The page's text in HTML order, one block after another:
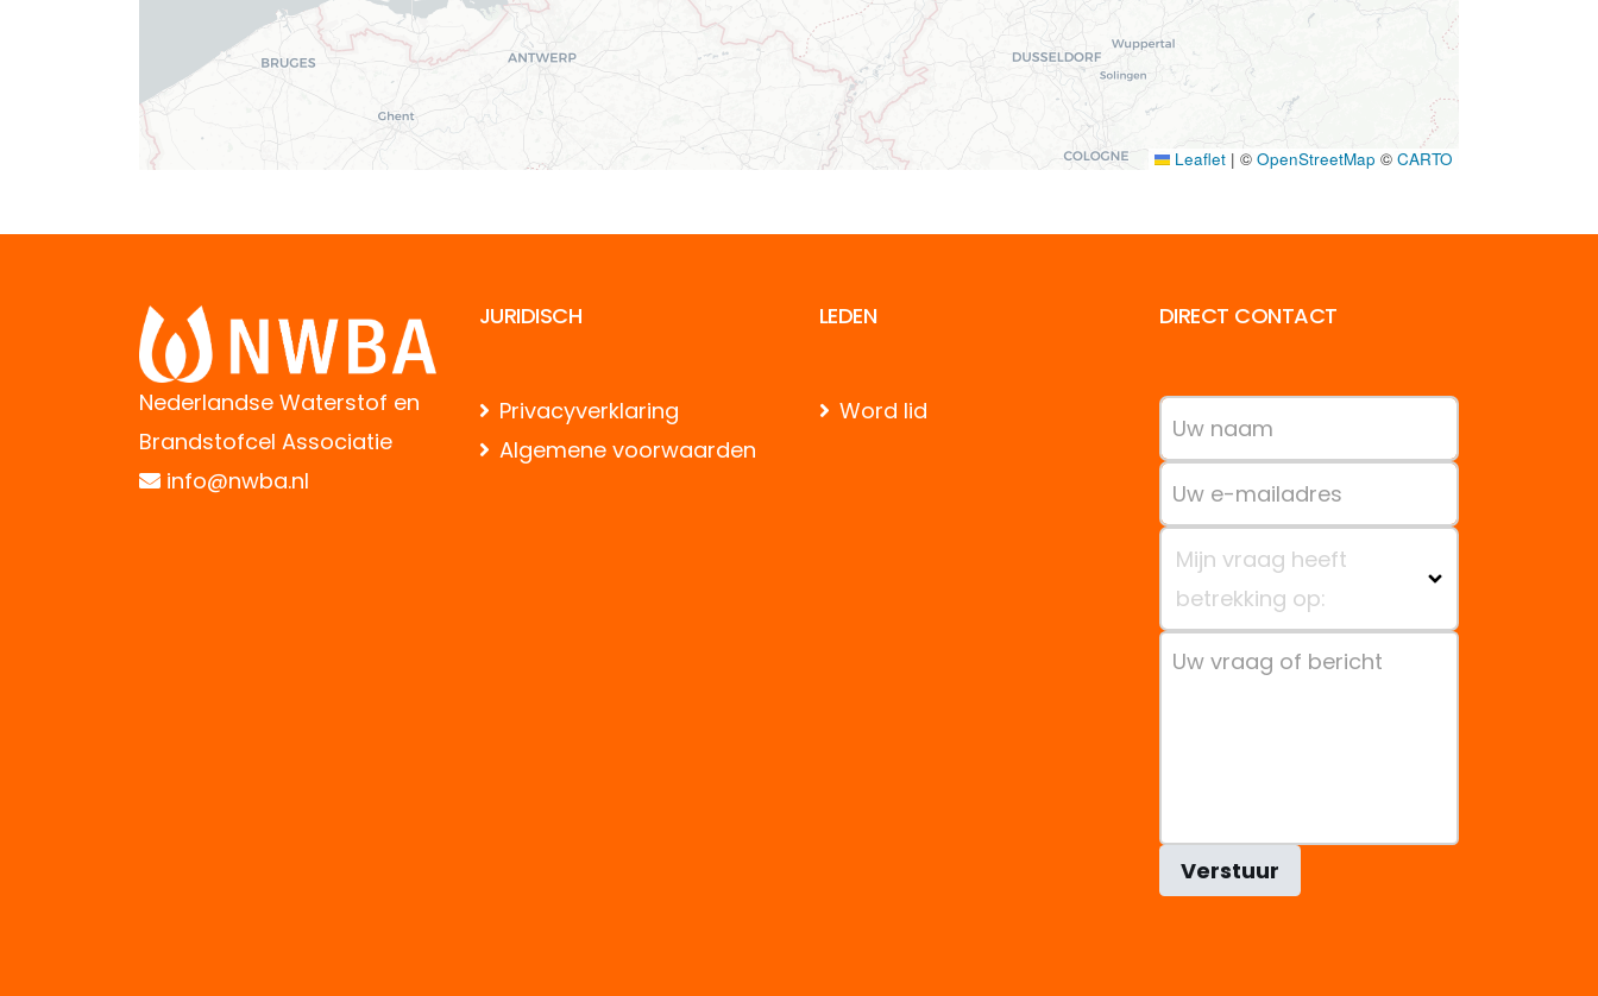
Leaflet | © OpenStreetMap © CARTO
Nederlandse Waterstof en
Brandstofcel Associatie
info@nwba.nl
JURIDISCH
Privacyverklaring
Algemene voorwaarden
LEDEN
Word lid
DIRECT CONTACT
Mijn vraag heeft
betrekking op:
Verstuur